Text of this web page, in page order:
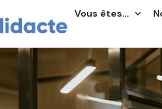
Vous êtes…